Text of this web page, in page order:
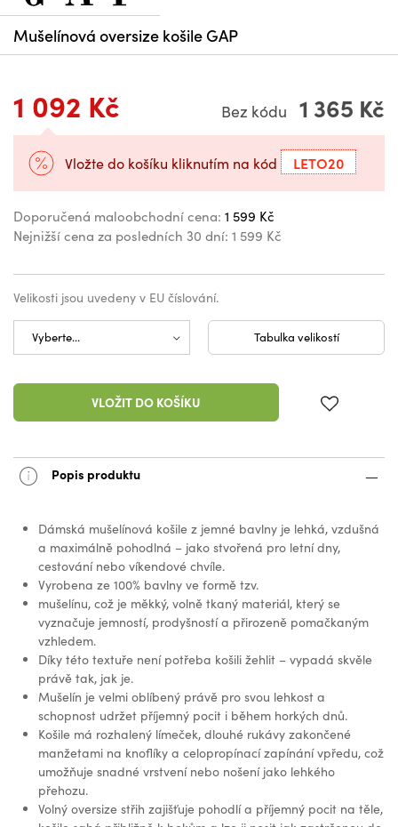
Mušelínová oversize košile GAP
1 092 Kč Bez kódu 1 365 Kč
Vložte do košíku kliknutím na kód LETO20
Doporučená maloobchodní cena: 1 599 Kč
Nejnižší cena za posledních 30 dní: 1 599 Kč
Velikosti jsou uvedeny v EU číslování.
Tabulka velikostí
VLOŽIT DO KOŠÍKU
Popis produktu
Dámská mušelínová košile z jemné bavlny je lehká, vzdušná
a maximálně pohodlná – jako stvořená pro letní dny,
cestování nebo víkendové chvíle.
Vyrobena ze 100% bavlny ve formě tzv.
mušelínu, což je měkký, volně tkaný materiál, který se
vyznačuje jemností, prodyšností a přirozeně pomačkaným
vzhledem.
Díky této textuře není potřeba košili žehlit – vypadá skvěle
právě tak, jak je.
Mušelín je velmi oblíbený právě pro svou lehkost a
schopnost udržet příjemný pocit i během horkých dnů.
Košile má rozhalený límeček, dlouhé rukávy zakončené
manžetami na knoflíky a celopropínací zapínání vpředu, což
umožňuje snadné vrstvení nebo nošení jako lehkého
přehozu.
Volný oversize střih zajišťuje pohodlí a příjemný pocit na těle,